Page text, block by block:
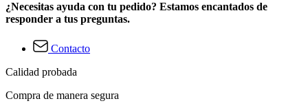
¿Necesitas ayuda con tu pedido? Estamos encantados de
responder a tus preguntas.
Contacto
Calidad probada
Compra de manera segura